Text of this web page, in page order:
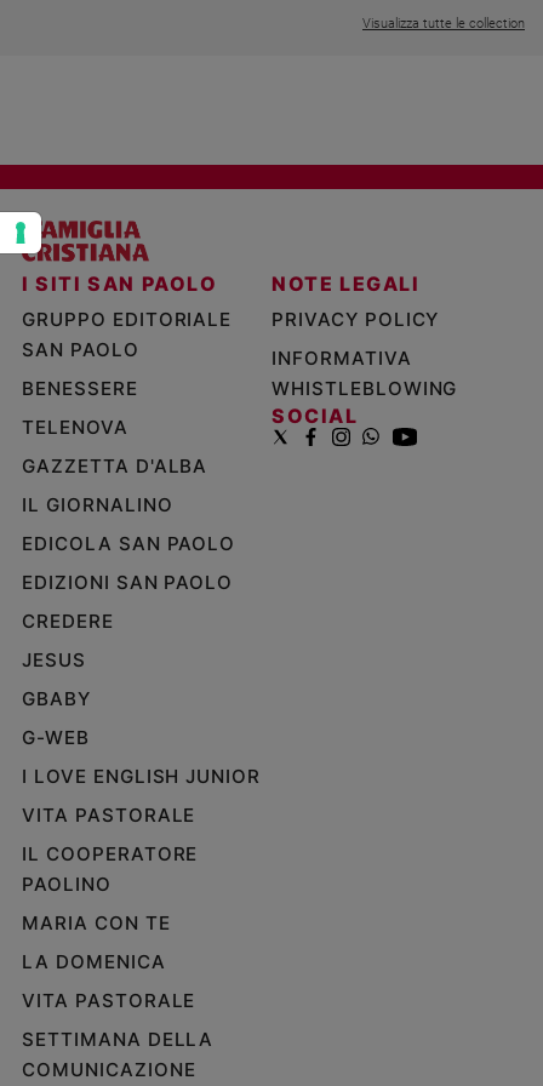
Contatti
Pubblicità
Registrati
Visualizza tutte le collection
I SITI SAN PAOLO
GRUPPO EDITORIALE
SAN PAOLO
BENESSERE
TELENOVA
GAZZETTA D'ALBA
IL GIORNALINO
EDICOLA SAN PAOLO
EDIZIONI SAN PAOLO
CREDERE
JESUS
GBABY
G-WEB
I LOVE ENGLISH JUNIOR
VITA PASTORALE
IL COOPERATORE
PAOLINO
MARIA CON TE
LA DOMENICA
VITA PASTORALE
SETTIMANA DELLA
COMUNICAZIONE
NOTE LEGALI
PRIVACY POLICY
INFORMATIVA
WHISTLEBLOWING
SOCIAL